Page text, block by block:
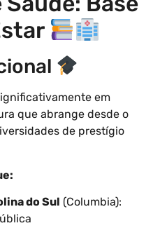
em
que abrange desde o
de prestígio
do Sul (Columbia):